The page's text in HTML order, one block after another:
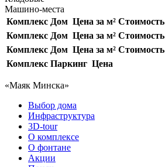
Машино-места
Комплекс Дом Цена за м² Стоимость
Комплекс Дом Цена за м² Стоимость
Комплекс Дом Цена за м² Стоимость
Комплекс Паркинг Цена
«Маяк Минска»
Выбор дома
Инфраструктура
3D-tour
О комплексе
О фонтане
Акции